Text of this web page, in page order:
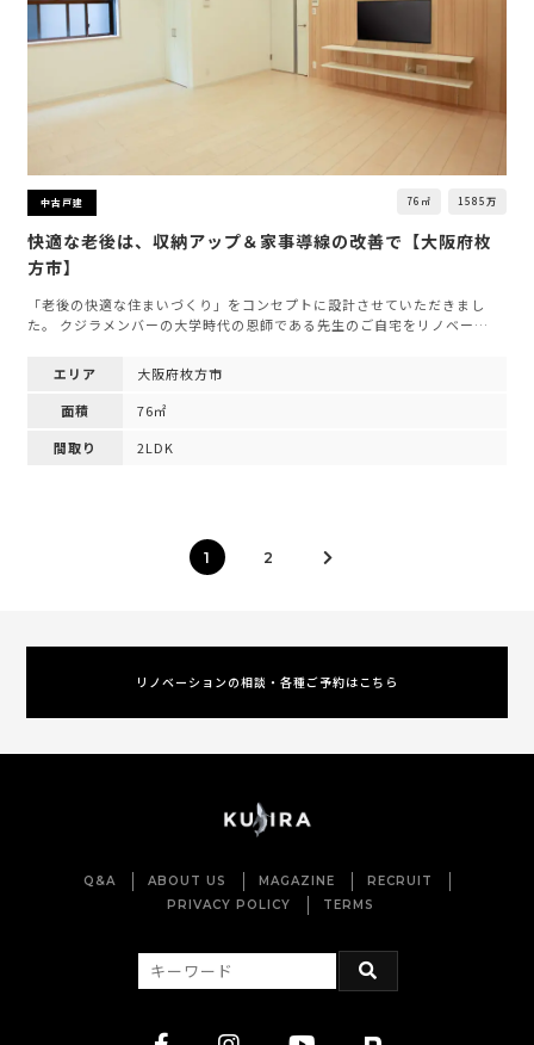
中古戸建 76㎡ 1585万
快適な老後は、収納アップ＆家事導線の改善で【大阪府枚
方市】
「老後の快適な住まいづくり」をコンセプトに設計させていただきまし
た。 クジラメンバーの大学時代の恩師である先生のご自宅をリノベー…
エリア
大阪府枚方市
面積
76㎡
間取り
2LDK
1 2
リノベーションの相談・各種ご予約はこちら
Q&A ABOUT US MAGAZINE
RECRUIT
PRIVACY POLICY
TERMS